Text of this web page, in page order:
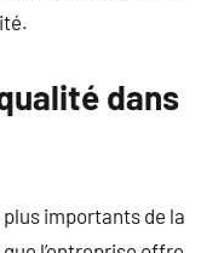
dans
plus importants de la